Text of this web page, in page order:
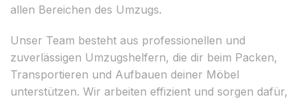
allen Bereichen des Umzugs.
Unser Team besteht aus professionellen und
zuverlässigen Umzugshelfern, die dir beim Packen,
Transportieren und Aufbauen deiner Möbel
unterstützen. Wir arbeiten effizient und sorgen dafür,